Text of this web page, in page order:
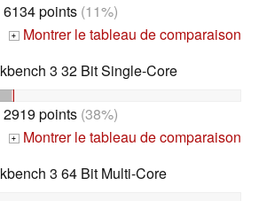
6134 points(11%)
+ Montrer le tableau de comparaison
3 32 Bit Single-Core
2919 points(38%)
+ Montrer le tableau de comparaison
3 64 Bit Multi-Core